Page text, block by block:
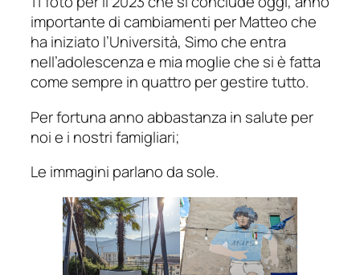
importante di cambiamenti per Matteo che
ha iniziato l’Università, Simo che entra
nell’adolescenza e mia moglie che si è fatta
come sempre in quattro per gestire tutto.
Per fortuna anno abbastanza in salute per
noi e i nostri famigliari;
Le immagini parlano da sole.